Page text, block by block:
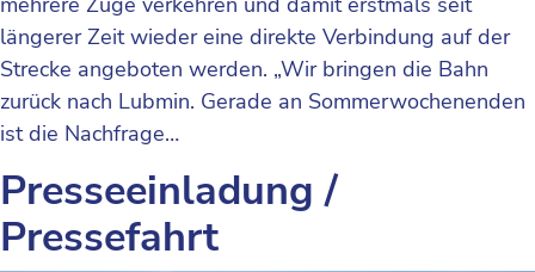
längerer Zeit wieder eine direkte Verbindung auf der
Strecke angeboten werden. „Wir bringen die Bahn
zurück nach Lubmin. Gerade an Sommerwochenenden
ist die Nachfrage…
Presseeinladung /
Pressefahrt